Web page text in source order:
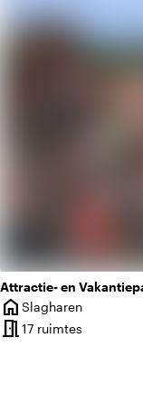
Attractie- en
home
Plaats
Slagharen
meeting_room17 ruimtes